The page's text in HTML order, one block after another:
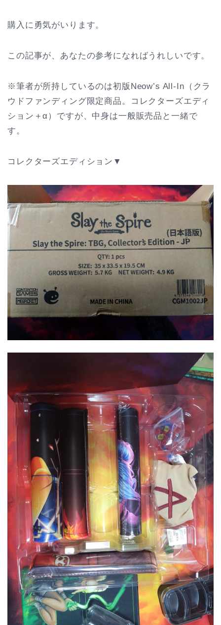
購入に勇気がいります。
この記事が、あなたの参考になればうれしいです。
※筆者が所持しているのは初版Neow’s All-In（クラ
ウドファンディング限定商品。コレクターズエディ
ション＋α）ですが、中身は一般販売品と一緒で
す。
コレクターズエディション▼